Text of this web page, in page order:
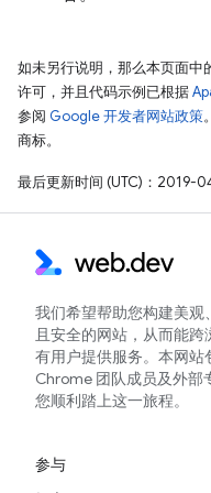
如未另行说明，那么本页面中
许可，并且代码示例已根据
参阅 Google 开发者网站政策
商标。
最后更新时间 (UTC)：2019-
我们希望帮助您构建美观
且安全的网站，从而能
有用户提供服务。本网站
Chrome 团队成员及外部
您顺利踏上这一旅程。
参与